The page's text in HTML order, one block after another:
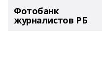
Фотобанк
журналистов РБ